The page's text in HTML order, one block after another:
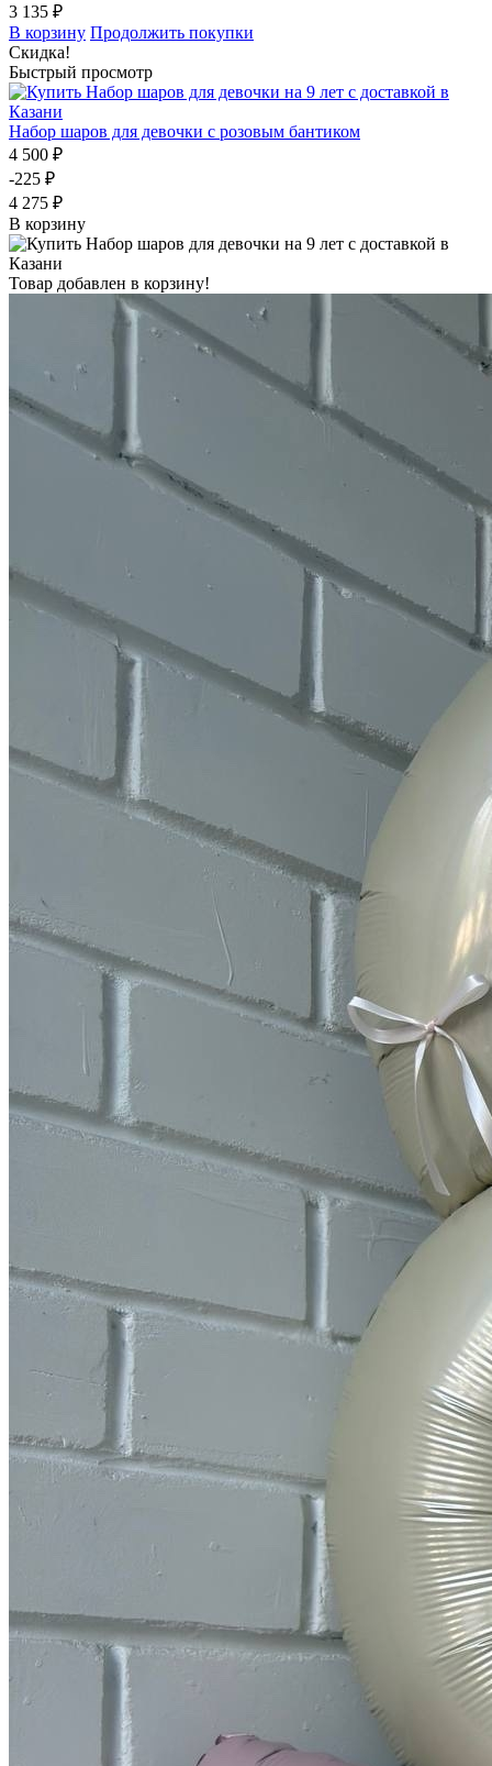
3 135 ₽
В корзину Продолжить покупки
Скидка!
Быстрый просмотр
Набор шаров для девочки с розовым бантиком
4 500 ₽
-225 ₽
4 275 ₽
В корзину
Товар добавлен в корзину!